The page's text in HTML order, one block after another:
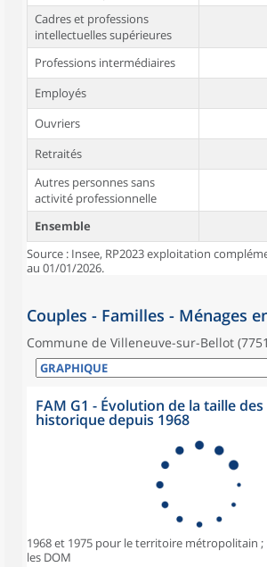
Cadres et professions
intellectuelles supérieures
Professions intermédiaires
Employés
Ouvriers
Retraités
Autres personnes sans
activité professionnelle
Ensemble
Source : Insee, RP2023 exploitation
au 01/01/2026.
Couples - Familles - Ménages
Commune de Villeneuve-sur-Bellot
FAM G1 - Évolution de la taille
historique depuis 1968
1968 et 1975 pour le territoire métropolitain ;
les DOM